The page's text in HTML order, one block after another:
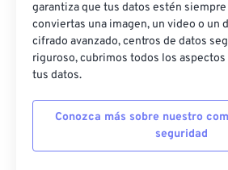
garantiza que tus datos estén siempre
conviertas una imagen, un video o un
cifrado avanzado, centros de datos
riguroso, cubrimos todos los aspectos
tus datos.
Conozca más sobre nuestro
seguridad